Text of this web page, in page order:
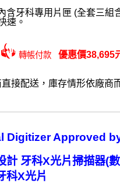
含牙科專用片匣 (全套三組
速。
轉帳付款 優惠價38,695
接配送，庫存情形依廠商
Digitizer Approved
計 牙科X光片掃描器(
科X光片